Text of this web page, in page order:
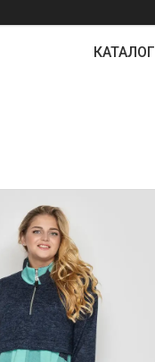
КАТАЛОГ